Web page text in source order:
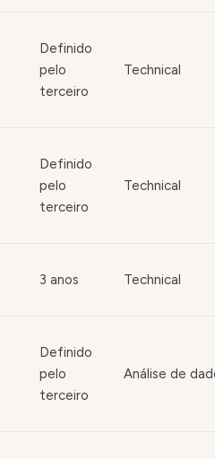
Definido
pelo
terceiro
Technical
Definido
pelo
terceiro
Technical
3 anos Technical
Definido
pelo
terceiro
Análise de